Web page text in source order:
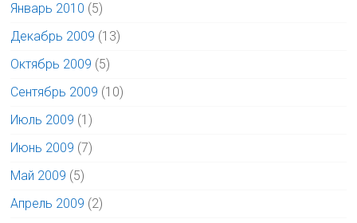
Январь 2010 (5)
Декабрь 2009 (13)
Октябрь 2009 (5)
Сентябрь 2009 (10)
Июль 2009 (1)
Июнь 2009 (7)
Май 2009 (5)
Апрель 2009 (2)